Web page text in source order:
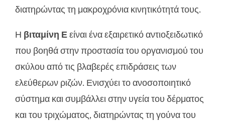
διατηρώντας τη μακροχρόνια κινητικότητά τους.
Η βιταμίνη Εείναι ένα εξαιρετικό αντιοξειδωτικό
που βοηθά στην προστασία του οργανισμού του
σκύλου από τις βλαβερές επιδράσεις των
ελεύθερων ριζών. Ενισχύει το ανοσοποιητικό
σύστημα και συμβάλλει στην υγεία του δέρματος
και του τριχώματος, διατηρώντας τη γούνα του